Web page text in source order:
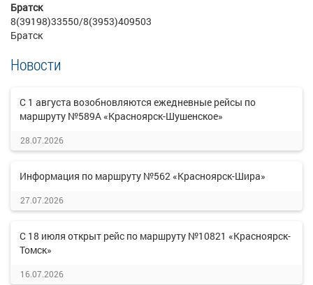
Братск
8(39198)33550/8(3953)409503
Братск
Новости
С 1 августа возобновляются ежедневные рейсы по
маршруту №589А «Красноярск-Шушенское»
28.07.2026
Информация по маршруту №562 «Красноярск-Шира»
27.07.2026
С 18 июля открыт рейс по маршруту №10821 «Красноярск-
Томск»
16.07.2026